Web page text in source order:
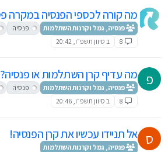
מה קורה לכספי הפנסיה במקרה
פנסיה, גמל וקרנות השתלמות פנסיה
8
ב סיוון תשפ״ו, 20:42
פ מה עדיף קרן השתלמות או פנסיה?
פנסיה, גמל וקרנות השתלמות פנסיה
8
ב סיוון תשפ״ו, 20:46
ס אל תניידו עכשיו את קרן הפנסיה!
פנסיה, גמל וקרנות השתלמות